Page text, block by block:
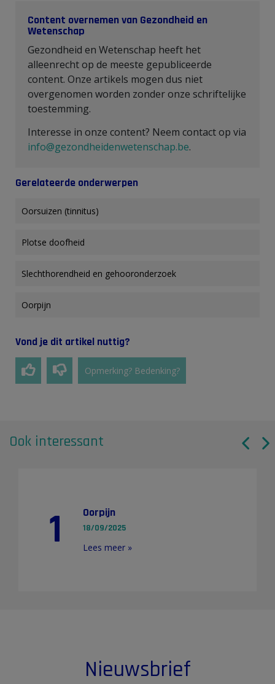
Content overnemen van Gezondheid en
Wetenschap
Gezondheid en Wetenschap heeft het
alleenrecht op de meeste gepubliceerde
content. Onze artikels mogen dus niet
overgenomen worden zonder onze schriftelijke
toestemming.
Interesse in onze content? Neem contact op via
info@gezondheidenwetenschap.be.
Gerelateerde onderwerpen
Oorsuizen (tinnitus)
Plotse doofheid
Slechthorendheid en gehooronderzoek
Oorpijn
Vond je dit artikel nuttig?
Opmerking? Bedenking?
Ook interessant
1 Oorpijn
18/09/2025
Lees meer »
Nieuwsbrief